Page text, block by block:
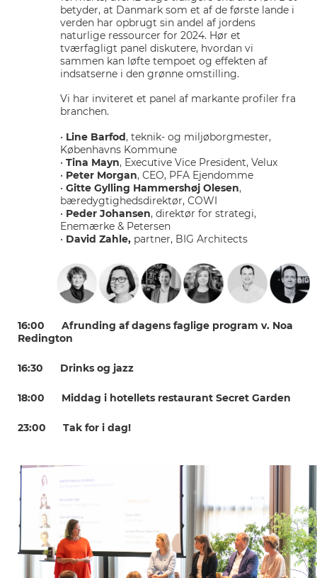
betyder, at Danmark som et af de første lande i
verden har opbrugt sin andel af jordens
naturlige ressourcer for 2024. Hør et
tværfagligt panel diskutere, hvordan vi
sammen kan løfte tempoet og effekten af
indsatserne i den grønne omstilling.
Vi har inviteret et panel af markante profiler fra
branchen.
• Line Barfod, teknik- og miljøborgmester,
Københavns Kommune
• Tina Mayn, Executive Vice President, Velux
• Peter Morgan, CEO, PFA Ejendomme
• Gitte Gylling Hammershøj Olesen,
bæredygtighedsdirektør, COWI
• Peder Johansen, direktør for strategi,
Enemærke & Petersen
• David Zahle, partner, BIG Architects
16:00 Afrunding af dagens faglige program v. Noa
Redington
16:30 Drinks og jazz
18:00 Middag i hotellets restaurant Secret Garden
23:00 Tak for i dag!